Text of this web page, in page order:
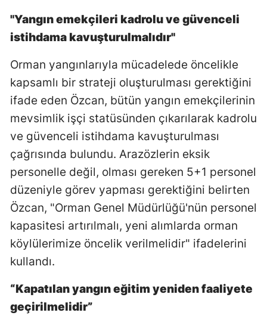
"Yangın emekçileri kadrolu ve güvenceli
istihdama kavuşturulmalıdır"
Orman yangınlarıyla mücadelede öncelikle
kapsamlı bir strateji oluşturulması gerektiğini
ifade eden Özcan, bütün yangın emekçilerinin
mevsimlik işçi statüsünden çıkarılarak kadrolu
ve güvenceli istihdama kavuşturulması
çağrısında bulundu. Arazözlerin eksik
personelle değil, olması gereken 5+1 personel
düzeniyle görev yapması gerektiğini belirten
Özcan, "Orman Genel Müdürlüğü'nün personel
kapasitesi artırılmalı, yeni alımlarda orman
köylülerimize öncelik verilmelidir" ifadelerini
kullandı.
“Kapatılan yangın eğitim yeniden faaliyete
geçirilmelidir”